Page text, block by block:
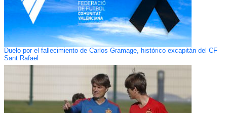
Duelo por el fallecimiento de Carlos Gramage, histórico excapitán del CF
Sant Rafael